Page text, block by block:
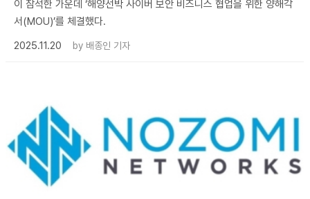
이 참석한 가운데 ‘해양선박 사이버 보안 비즈니스 협업을 위한 양해각
서(MOU)’를 체결했다.
2025.11.20
by 배종인 기자